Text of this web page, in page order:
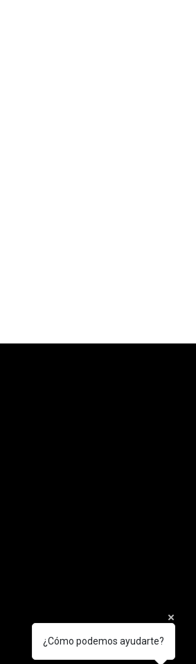
¿Cómo podemos ayudarte?